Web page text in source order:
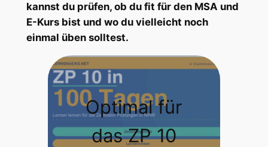
kannst du prüfen, ob du fit für den MSA und
E-Kurs bist und wo du vielleicht noch
einmal üben solltest.
Optimal für
das ZP 10